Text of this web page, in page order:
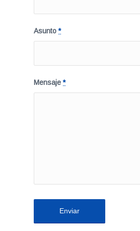
Asunto*
Mensaje*